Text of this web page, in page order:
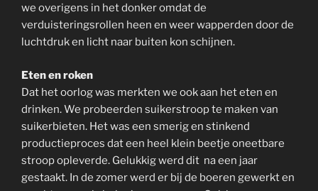
we overigens in het donker omdat de
verduisteringsrollen heen en weer wapperden door de
luchtdruk en licht naar buiten kon schijnen.
Eten en roken
Dat het oorlog was merkten we ook aan het eten en
drinken. We probeerden suikerstroop te maken van
suikerbieten. Het was een smerig en stinkend
productieproces dat een heel klein beetje oneetbare
stroop opleverde. Gelukkig werd dit na een jaar
gestaakt. In de zomer werd er bij de boeren gewerkt en